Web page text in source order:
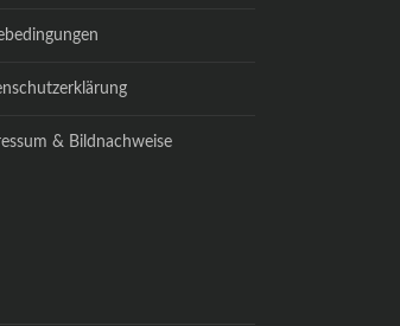
& Bildnachweise